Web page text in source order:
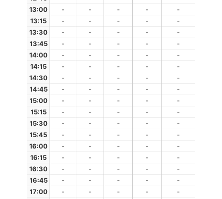
13:00
- - - -
-
13:15
- - - -
-
13:30
- - - -
-
13:45
- - - -
-
14:00
- - - -
-
14:15
- - - -
-
14:30
- - - -
-
14:45
- - - -
-
15:00
- - - -
-
15:15
- - - -
-
15:30
- - - -
-
15:45
- - - -
-
16:00
- - - -
-
16:15
- - - -
-
16:30
- - - -
-
16:45
- - - -
-
17:00
- - - -
-